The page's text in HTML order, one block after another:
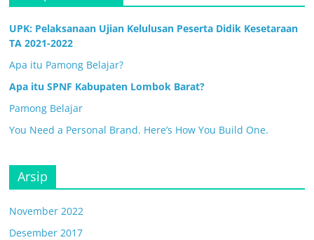
UPK: Pelaksanaan Ujian Kelulusan Peserta Didik Kesetaraan
TA 2021-2022
Apa itu Pamong Belajar?
Apa itu SPNF Kabupaten Lombok Barat?
Pamong Belajar
You Need a Personal Brand. Here’s How You Build One.
Arsip
November 2022
Desember 2017